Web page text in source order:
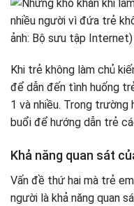
Khi trẻ không làm chủ
để dẫn đến tình huống
1 và nhiều. Trong trường
buổi để hướng dẫn trẻ
Khả năng quan sát
Vấn đề thứ hai mà trẻ
người là khả năng quan